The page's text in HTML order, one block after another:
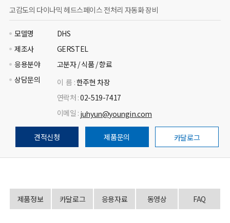
고감도의 다이나믹 헤드스페이스 전처리 자동화 장비
모델명
DHS
제조사
GERSTEL
응용분야
고분자 / 식품 / 향료
상담문의
이 름 :한주현 차장
연락처 :02-519-7417
이메일 : juhyun@youngin.com
견적신청 제품문의 카달로그
제품정보 카달로그 응용자료 동영상 FAQ